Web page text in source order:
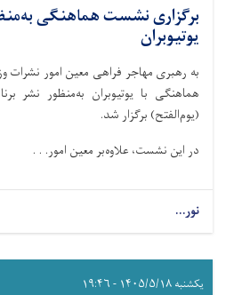
یوتیوبران
به رهبری مهاجر فراهی معین امور
(یوم‌الفتح) برگزار شد.
در این نشست، علاوه‌بر معین امور. . .
نور...
یکشنبه ۱۴۰۵/۵/۱۸ - ۱۹:۴۶